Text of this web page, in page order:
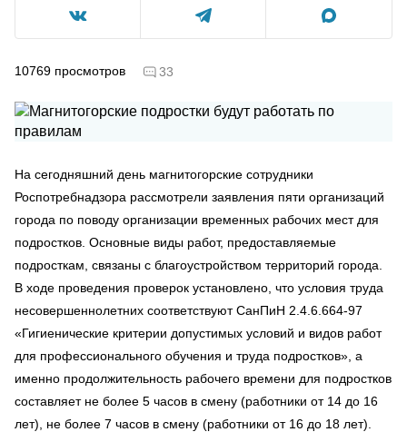
10769 просмотров 33
На сегодняшний день магнитогорские сотрудники
Роспотребнадзора рассмотрели заявления пяти организаций
города по поводу организации временных рабочих мест для
подростков. Основные виды работ, предоставляемые
подросткам, связаны с благоустройством территорий города.
В ходе проведения проверок установлено, что условия труда
несовершеннолетних соответствуют СанПиН 2.4.6.664-97
«Гигиенические критерии допустимых условий и видов работ
для профессионального обучения и труда подростков», а
именно продолжительность рабочего времени для подростков
составляет не более 5 часов в смену (работники от 14 до 16
лет), не более 7 часов в смену (работники от 16 до 18 лет).